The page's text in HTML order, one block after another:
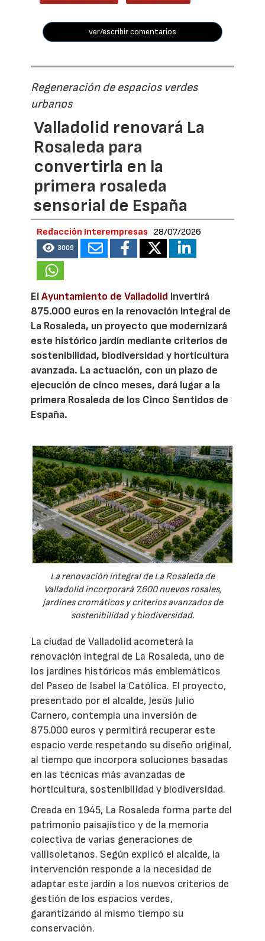
ver/escribir comentarios
Regeneración de espacios verdes
urbanos
Valladolid renovará La
Rosaleda para
convertirla en la
primera rosaleda
sensorial de España
Redacción Interempresas 28/07/2026
3009
ElAyuntamiento de Valladolid invertirá
875.000 euros en la renovación integral de
La Rosaleda, un proyecto que modernizará
este histórico jardín mediante criterios de
sostenibilidad, biodiversidad y horticultura
avanzada. La actuación, con un plazo de
ejecución de cinco meses, dará lugar a la
primera Rosaleda de los Cinco Sentidos de
España.
La renovación integral de La Rosaleda de
Valladolid incorporará 7.600 nuevos rosales,
jardines cromáticos y criterios avanzados de
sostenibilidad y biodiversidad.
La ciudad de Valladolid acometerá la
renovación integral de La Rosaleda, uno de
los jardines históricos más emblemáticos
del Paseo de Isabel la Católica. El proyecto,
presentado por el alcalde, Jesús Julio
Carnero, contempla una inversión de
875.000 euros y permitirá recuperar este
espacio verde respetando su diseño original,
al tiempo que incorpora soluciones basadas
en las técnicas más avanzadas de
horticultura, sostenibilidad y biodiversidad.
Creada en 1945, La Rosaleda forma parte del
patrimonio paisajístico y de la memoria
colectiva de varias generaciones de
vallisoletanos. Según explicó el alcalde, la
intervención responde a la necesidad de
adaptar este jardín a los nuevos criterios de
gestión de los espacios verdes,
garantizando al mismo tiempo su
conservación.